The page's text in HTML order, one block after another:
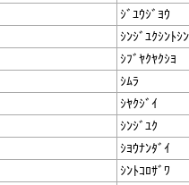
ｼﾞﾕｳｼﾞﾖｳ
ｼﾝｼﾞﾕｸｼﾝﾄｼﾝ
ｼﾌﾞﾔｸﾔｸｼﾖ
ｼﾑﾗ
ｼﾔｸｼﾞｲ
ｼﾝｼﾞﾕｸ
ｼﾖｳﾅﾝﾀﾞｲ
ｼﾝﾄｺﾛｻﾞﾜ